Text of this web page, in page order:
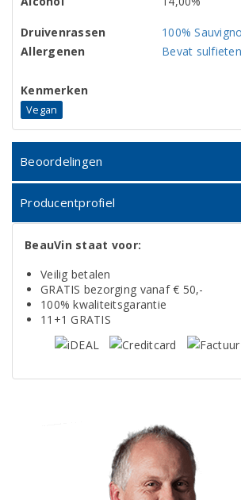
Druivenrassen
100%
Allergenen
Bevat sulfieten
Kenmerken
Vegan
Beoordelingen
Producentprofiel
BeauVin staat voor:
Veilig betalen
GRATIS bezorging vanaf € 50,-
100% kwaliteitsgarantie
11+1 GRATIS